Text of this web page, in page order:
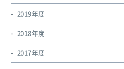
2019年度
2018年度
2017年度